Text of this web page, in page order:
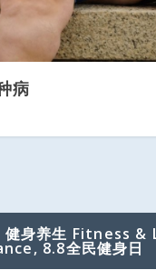
病
健身养生 Fitness &
8.8全民健身日